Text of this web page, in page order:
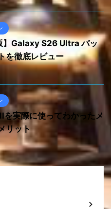
】Galaxy S26 Ultra バッ
を徹底レビュー
実際に使ってわかったメ
リット